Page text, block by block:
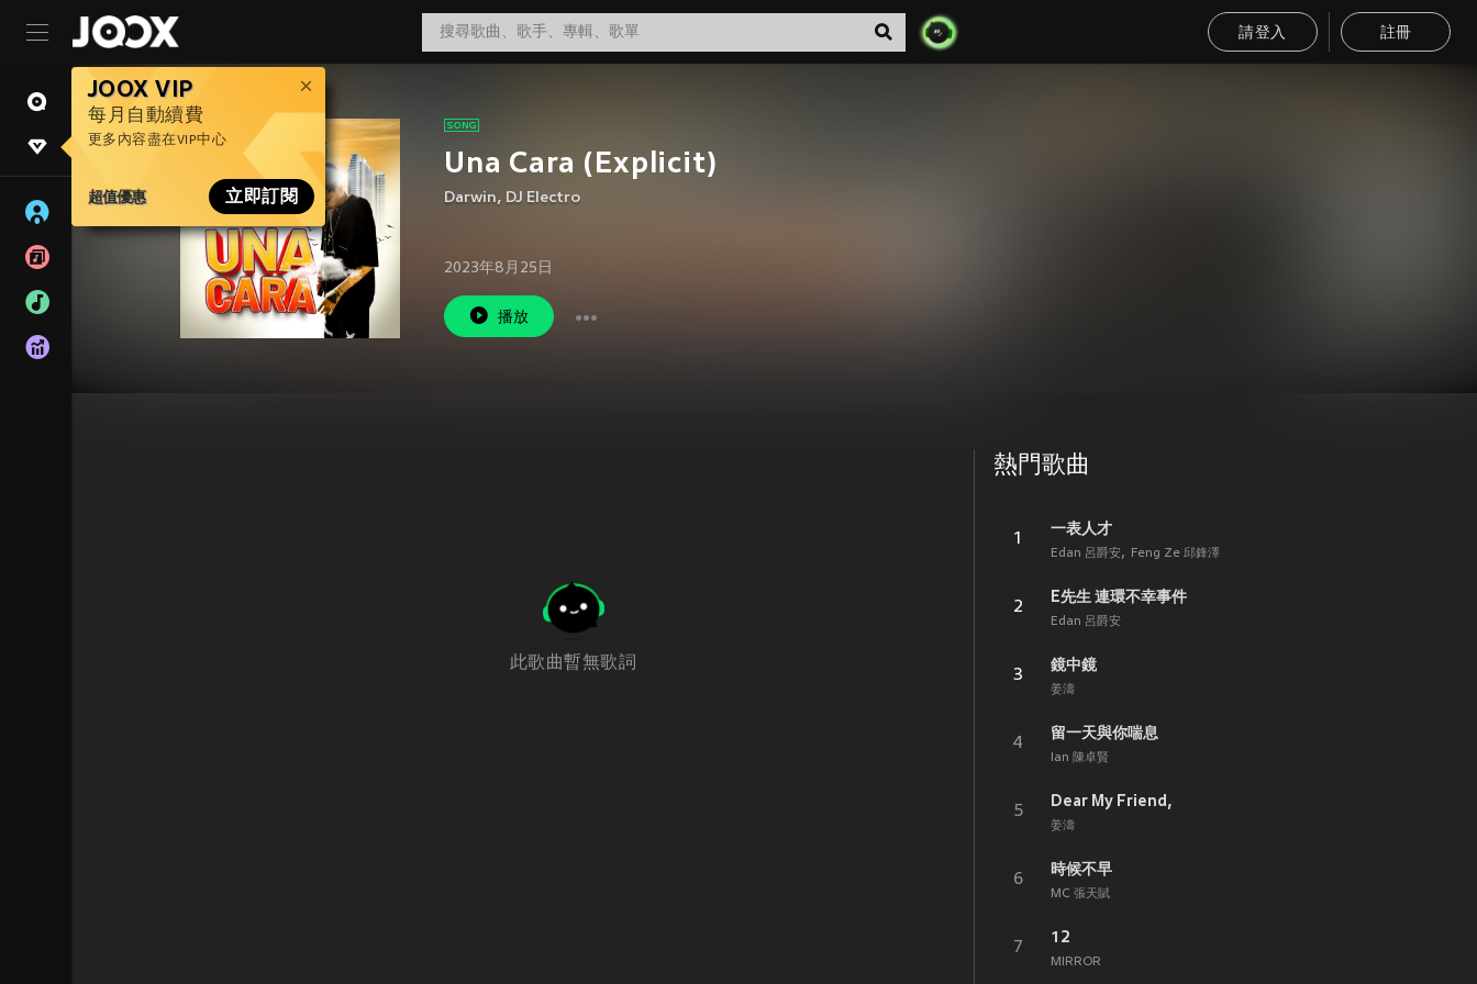
請登入 註冊
JOOX VIP
每月自動續費
更多內容盡在VIP中心
超值優惠 立即訂閱
Una Cara (Explicit)
Darwin, DJ Electro
2023年8月25日
播放
此歌曲暫無歌詞
熱門歌曲
1
一表人才
Edan 呂爵安 Feng Ze 邱鋒澤
2
E先生 連環不幸事件
Edan 呂爵安
3
鏡中鏡
姜濤
4
留一天與你喘息
Ian 陳卓賢
5
Dear My Friend,
姜濤
6
時候不早
MC 張天賦
7
12
MIRROR